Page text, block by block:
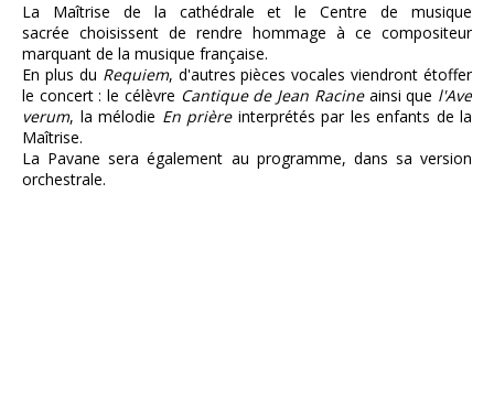
La Maîtrise de la cathédrale et le Centre de musique
sacrée choisissent de rendre hommage à ce compositeur
marquant de la musique française.
En plus du Requiem, d'autres pièces vocales viendront étoffer
le concert : le célèvre Cantique de Jean Racine ainsi que l'Ave
verum, la mélodie En prièreinterprétés par les enfants de la
Maîtrise.
La Pavane sera également au programme, dans sa version
orchestrale.